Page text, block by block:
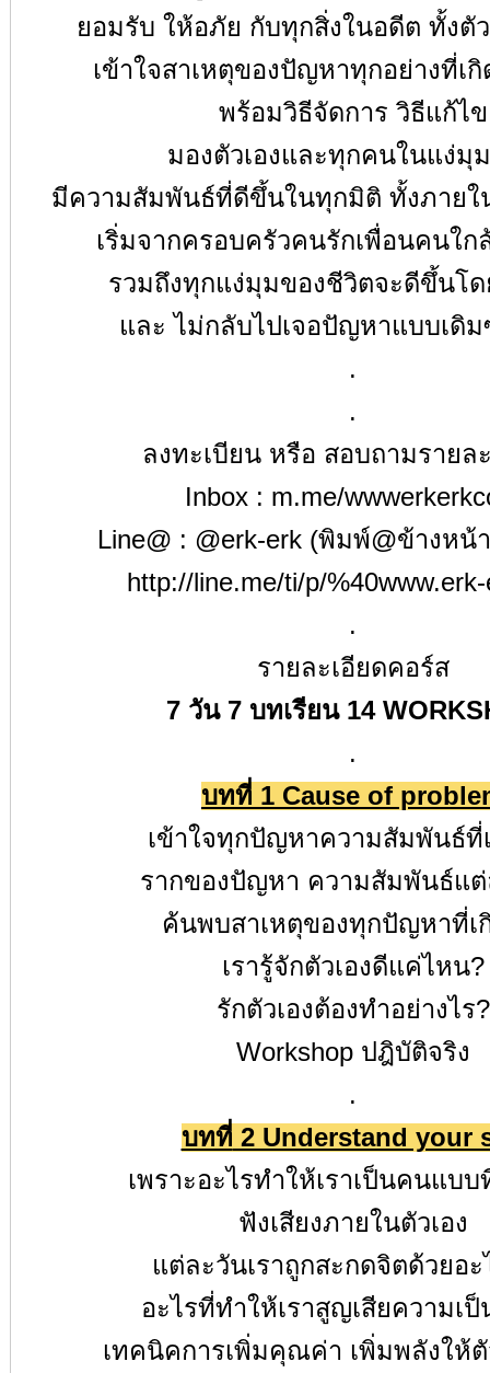
ยอมรับ ให้อภัย กับทุกสิ่งในอดีต ทั้งตั
เข้าใจสาเหตุของปัญหาทุกอย่างที่เ
พร้อมวิธีจัดการ วิธีแก้ไข
มองตัวเองและทุกคนในแง่มุ
มีความสัมพันธ์ที่ดีขึ้นในทุกมิติ ทั้งภายใ
เริ่มจากครอบครัวคนรักเพื่อนคนใ
รวมถึงทุกแง่มุมของชีวิตจะดีขึ้นโ
และ ไม่กลับไปเจอปัญหาแบบเดิม
.
.
ลงทะเบียน หรือ สอบถามรายล
Inbox : m.me/
Line@ : @erk-erk(พิมพ์@ข้างหน้
http://line.me/ti/p/
.
รายละเอียดคอร์ส
7 วัน7 บทเรียน14
.
บทที่ 1 Cause of
เข้าใจทุกปัญหาความสัมพันธ์ที่
รากของปัญหา ความสัมพันธ์แ
ค้นพบสาเหตุของทุกปัญหาที่เ
เรารู้จักตัวเองดีแค่ไหน?
รักตัวเองต้องทำอย่างไร?
Workshop ปฎิบัติจริง
.
บทที่ 2 Understand your
เพราะอะไรทำให้เราเป็นคนแบบ
ฟังเสียงภายในตัวเอง
แต่ละวันเราถูกสะกดจิตด้วยอะ
อะไรที่ทำให้เราสูญเสียความเป็
เทคนิคการเพิ่มคุณค่า เพิ่มพลังให้ตั